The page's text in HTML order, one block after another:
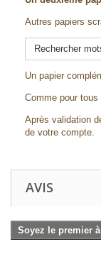
Autres papiers
Rechercher
Un papier
Comme pour
Après validation
de votre compte.
AVIS
Soyez le premier